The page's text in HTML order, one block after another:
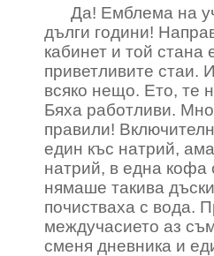
Да! Емблема на
дълги години!
кабинет и той стана
приветливите стаи.
всяко нещо. Ето, те
Бяха работливи.
правили!
един къс натрий,
натрий, в една кофа
нямаше такива
почистваха с вода.
междучасието аз
сменя дневника и